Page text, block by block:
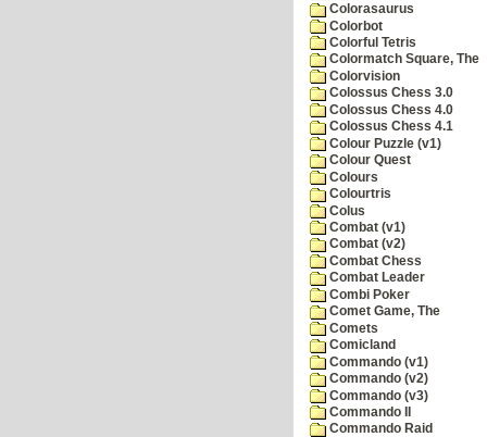
Colorasaurus
Colorbot
Colorful Tetris
Colormatch Square, The
Colorvision
Colossus Chess 3.0
Colossus Chess 4.0
Colossus Chess 4.1
Colour Puzzle (v1)
Colour Quest
Colours
Colourtris
Colus
Combat (v1)
Combat (v2)
Combat Chess
Combat Leader
Combi Poker
Comet Game, The
Comets
Comicland
Commando (v1)
Commando (v2)
Commando (v3)
Commando II
Commando Raid